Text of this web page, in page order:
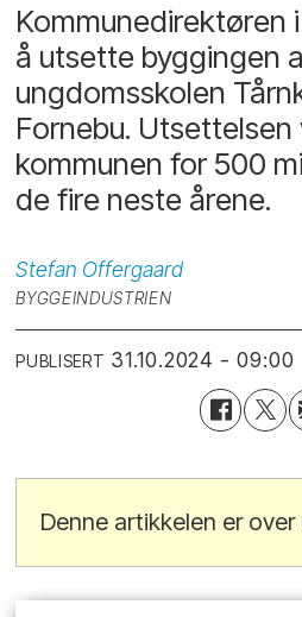
Kommunedirektøren
å utsette byggingen
ungdomsskolen
Fornebu. Utsettelsen
kommunen for 500
de fire neste årene.
Stefan Offergaard
BYGGEINDUSTRIEN
PUBLISERT 31.10.2024 - 09:00
Denne artikkelen er